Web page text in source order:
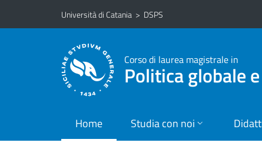
Vai al contenuto principale
Vai al menu di navigazione
Università di Catania > DSPS
Corso di laurea magistrale in
Politica globale
Home Studia con noi